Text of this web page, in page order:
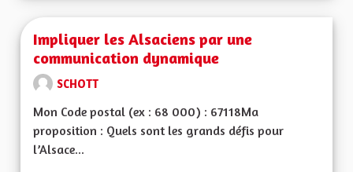
Impliquer les Alsaciens par une
communication dynamique
SCHOTT
Mon Code postal (ex : 68 000) : 67118Ma
proposition : Quels sont les grands défis pour
l’Alsace...